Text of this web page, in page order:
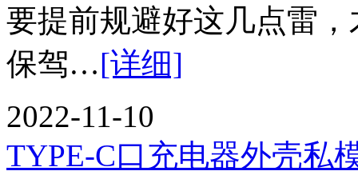
要提前规避好这几点雷
保驾…[详细]
2022-11-10
TYPE-C口充电器外壳私